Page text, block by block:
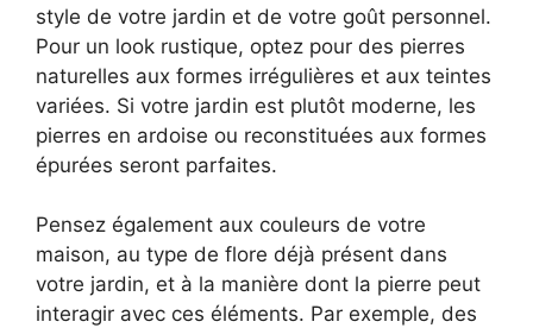
style de votre jardin et de votre goût personnel.
Pour un look rustique, optez pour des pierres
naturelles aux formes irrégulières et aux teintes
variées. Si votre jardin est plutôt moderne, les
pierres en ardoise ou reconstituées aux formes
épurées seront parfaites.
Pensez également aux couleurs de votre
maison, au type de flore déjà présent dans
votre jardin, et à la manière dont la pierre peut
interagir avec ces éléments. Par exemple, des